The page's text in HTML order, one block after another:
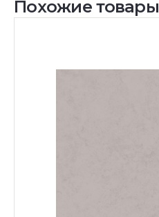
Похожие товары